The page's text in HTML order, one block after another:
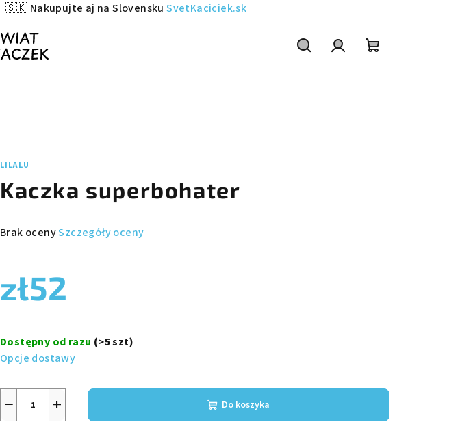
🇸🇰 Nakupujte aj na SlovenskuSvetKaciciek.sk
LILALU
Kaczka superbohater
Średnia
wynosi
0,0
gwiazdek.
Brak ocenySzczegóły oceny
zł52
jednostkowa:
Dostępny od razu (>5 szt)
Opcje dostawy
+
− Do koszyka